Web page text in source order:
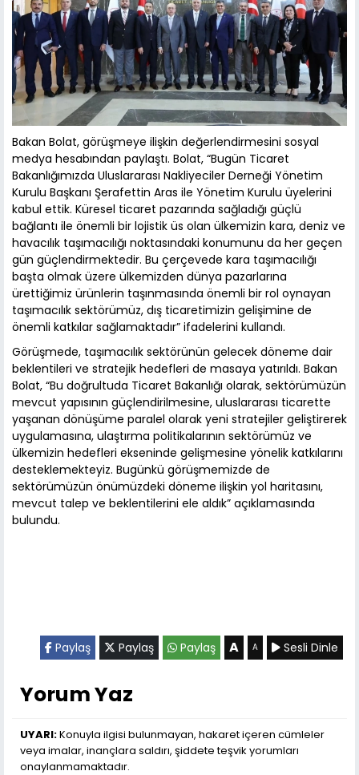
Bakan Bolat, görüşmeye ilişkin değerlendirmesini sosyal
medya hesabından paylaştı. Bolat, “Bugün Ticaret
Bakanlığımızda Uluslararası Nakliyeciler Derneği Yönetim
Kurulu Başkanı Şerafettin Aras ile Yönetim Kurulu üyelerini
kabul ettik. Küresel ticaret pazarında sağladığı güçlü
bağlantı ile önemli bir lojistik üs olan ülkemizin kara, deniz ve
havacılık taşımacılığı noktasındaki konumunu da her geçen
gün güçlendirmektedir. Bu çerçevede kara taşımacılığı
başta olmak üzere ülkemizden dünya pazarlarına
ürettiğimiz ürünlerin taşınmasında önemli bir rol oynayan
taşımacılık sektörümüz, dış ticaretimizin gelişimine de
önemli katkılar sağlamaktadır” ifadelerini kullandı.
Görüşmede, taşımacılık sektörünün gelecek döneme dair
beklentileri ve stratejik hedefleri de masaya yatırıldı. Bakan
Bolat, “Bu doğrultuda Ticaret Bakanlığı olarak, sektörümüzün
mevcut yapısının güçlendirilmesine, uluslararası ticarette
yaşanan dönüşüme paralel olarak yeni stratejiler geliştirerek
uygulamasına, ulaştırma politikalarının sektörümüz ve
ülkemizin hedefleri ekseninde gelişmesine yönelik katkılarını
desteklemekteyiz. Bugünkü görüşmemizde de
sektörümüzün önümüzdeki döneme ilişkin yol haritasını,
mevcut talep ve beklentilerini ele aldık” açıklamasında
bulundu.
Paylaş Paylaş Paylaş A A Sesli Dinle
Yorum Yaz
UYARI:Konuyla ilgisi bulunmayan, hakaret içeren cümleler
veya imalar, inançlara saldırı, şiddete teşvik yorumları
onaylanmamaktadır.